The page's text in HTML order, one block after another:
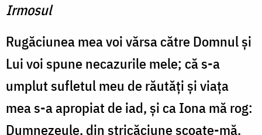
Irmosul
Rugăciunea mea voi vărsa către Dom­nul și
Lui voi spune necazurile mele; că s-a
umplut sufletul meu de răutăți și viața
mea s-a apropiat de iad, și ca Iona mă rog:
Dum­nezeule, din stricăciune scoate-mă.